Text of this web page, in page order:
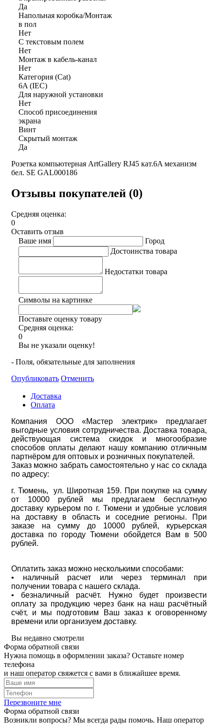
Да
Напольная коробка/Монтаж
в пол
Нет
С текстовым полем
Нет
Монтаж в кабель-канал
Нет
Категория (Cat)
6A (IEC)
Для наружной установки
Нет
Способ присоединения
экрана
Винт
Скрытый монтаж
Да
Розетка компьютерная ArtGallery RJ45 кат.6A механизм
бел. SE GAL000186
Отзывы покупателей (0)
Средняя оценка:
0
Оставить отзыв
Ваше имя
Город
Достоинства товара
Недостатки товара
Символы на картинке
Поставьте оценку товару
Средняя оценка:
0
Вы не указали оценку!
- Поля, обязательные для заполнения
Опубликовать Отменить
Доставка
Оплата
Компания ООО «Мастер электрик» предлагает
выгодные условия сотрудничества. Доставка товара,
действующая система скидок и многообразие
способов оплаты делают нашу компанию отличным
партнёром для оптовых и розничных покупателей.
Заказ можно забрать самостоятельно у нас со склада
по адресу:
г. Тюмень, ул. Широтная 159. При покупке на сумму
от 10000 рублей мы предлагаем бесплатную
доставку курьером по г. Тюмени и удобные условия
на доставку в область и соседние регионы. При
заказе на сумму до 10000 рублей, курьерская
доставка по городу Тюмени обойдется Вам в 500
рублей.
Оплатить заказ можно несколькими способами:
• наличный расчет или через терминал при
получении товара с нашего склада.
• безналичный расчёт. Нужно будет произвести
оплату за продукцию через банк на наш расчётный
счёт, и мы подготовим Ваш заказ к оговоренному
времени или организуем доставку.
Вы недавно смотрели
Форма обратной связи
Нужна помощь в оформлении заказа? Оставьте номер
телефона
и наш оператор свяжется с вами в ближайшее время.
Перезвоните мне
Форма обратной связи
Возникли вопросы? Мы всегда рады помочь. Наш оператор